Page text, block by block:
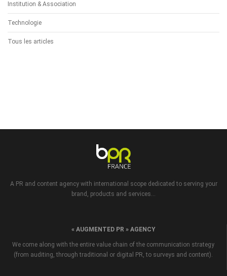
Institution & Association
Technologie
Tous les articles
A PR and content agency with international scope dedicated to serving your
brand, products and services...
« AUGMENTED PR » AGENCY
We come along with the entire value chain of the communication strategy
(from auditing, through traditional or digital PR, to surveys and content).